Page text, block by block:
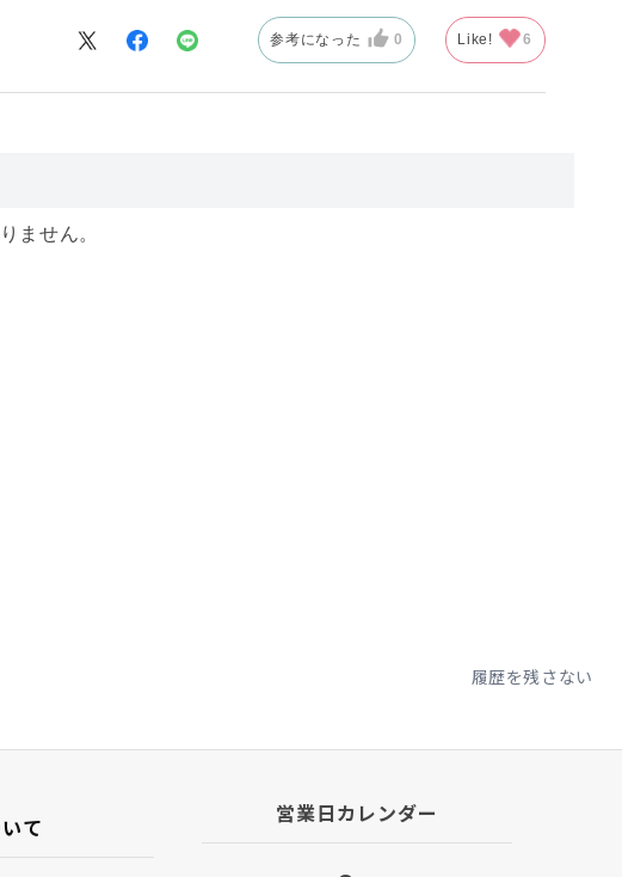
ません。
メットを被った当地の
こと、そして登りを
参考になった 0 Like! 6
履歴を残さない
て
営業日カレンダー